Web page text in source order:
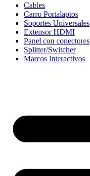
Cables
Carro Portalaptos
Soportes Universales
Extensor HDMI
Panel con conectores
Splitter/Switcher
Marcos Interactivos